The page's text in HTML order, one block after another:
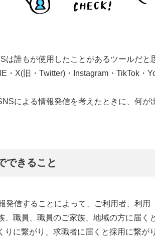
は誰もが使用したことがあるツールだと
・X(旧・Twitter)・Instagram・TikTok・
による情報発信を考えたときに、何が
できること
発信することによって、ご利用者、利用
、職員、職員のご家族、地域の方に届く
りに繋がり、求職者に届くと採用に繋がり